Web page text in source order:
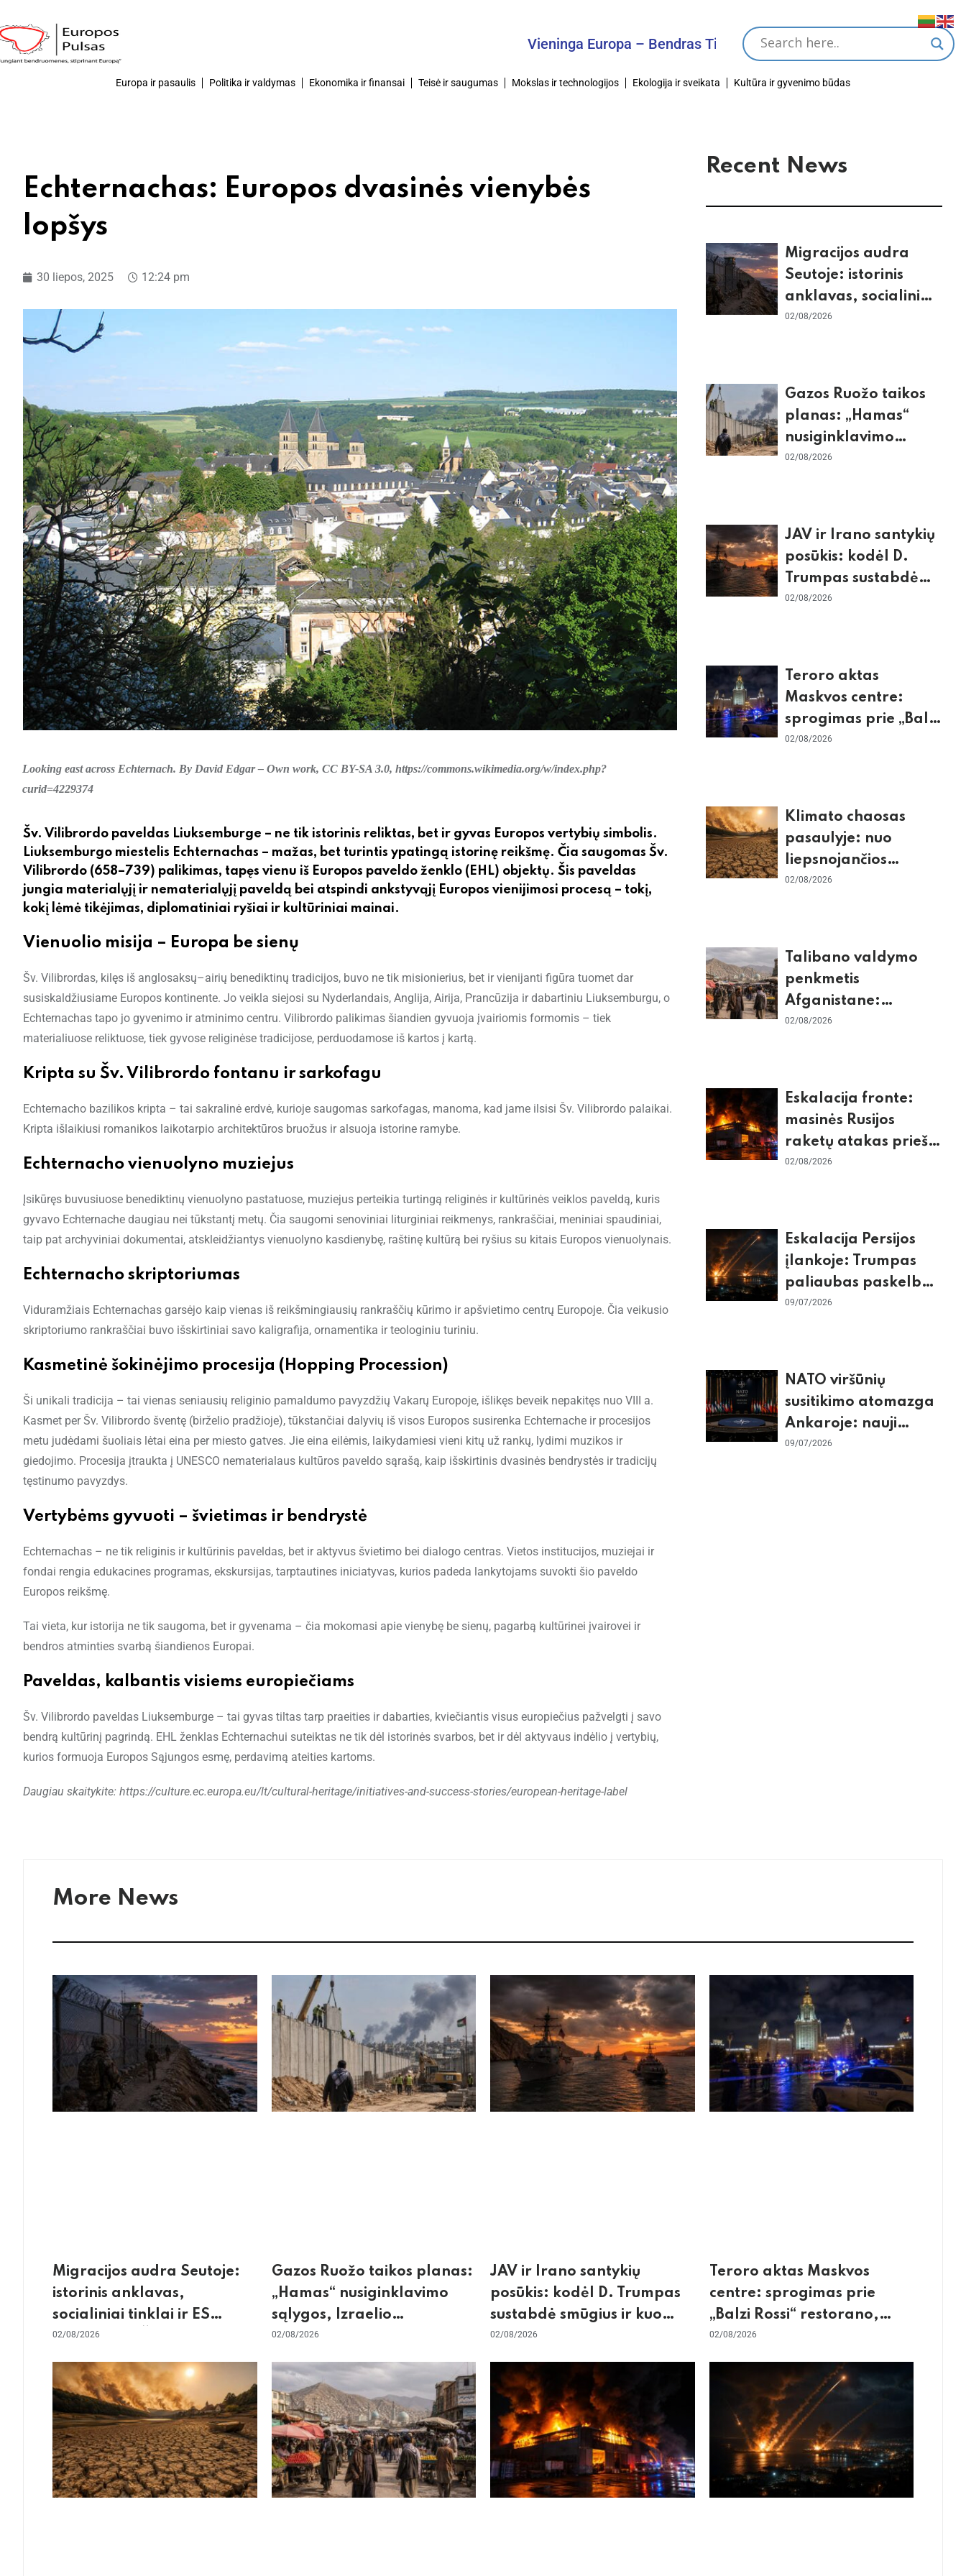
Vieninga Europa – Bendras Tikslas
Europa ir pasaulis Politika ir valdymas Ekonomika ir finansai Teisė ir saugumas Mokslas ir technologijos Ekologija ir sveikata Kultūra ir gyvenimo būdas
Echternachas: Europos dvasinės vienybės
lopšys
30 liepos, 2025 12:24 pm
Looking east across Echternach. By David Edgar – Own work, CC BY-SA 3.0, https://commons.wikimedia.org/w/index.php?
curid=4229374
Šv. Vilibrordo paveldas Liuksemburge – ne tik istorinis reliktas, bet ir gyvas Europos vertybių simbolis.
Liuksemburgo miestelis Echternachas – mažas, bet turintis ypatingą istorinę reikšmę. Čia saugomas Šv.
Vilibrordo (658–739) palikimas, tapęs vienu iš Europos paveldo ženklo (EHL) objektų. Šis paveldas
jungia materialųjį ir nematerialųjį paveldą bei atspindi ankstyvąjį Europos vienijimosi procesą – tokį,
kokį lėmė tikėjimas, diplomatiniai ryšiai ir kultūriniai mainai.
Vienuolio misija – Europa be sienų
Šv. Vilibrordas, kilęs iš anglosaksų–airių benediktinų tradicijos, buvo ne tik misionierius, bet ir vienijanti figūra tuomet dar
susiskaldžiusiame Europos kontinente. Jo veikla siejosi su Nyderlandais, Anglija, Airija, Prancūzija ir dabartiniu Liuksemburgu, o
Echternachas tapo jo gyvenimo ir atminimo centru. Vilibrordo palikimas šiandien gyvuoja įvairiomis formomis – tiek
materialiuose reliktuose, tiek gyvose religinėse tradicijose, perduodamose iš kartos į kartą.
Kripta su Šv. Vilibrordo fontanu ir sarkofagu
Echternacho bazilikos kripta – tai sakralinė erdvė, kurioje saugomas sarkofagas, manoma, kad jame ilsisi Šv. Vilibrordo palaikai.
Kripta išlaikiusi romanikos laikotarpio architektūros bruožus ir alsuoja istorine ramybe.
Echternacho vienuolyno muziejus
Įsikūręs buvusiuose benediktinų vienuolyno pastatuose, muziejus perteikia turtingą religinės ir kultūrinės veiklos paveldą, kuris
gyvavo Echternache daugiau nei tūkstantį metų. Čia saugomi senoviniai liturginiai reikmenys, rankraščiai, meniniai spaudiniai,
taip pat archyviniai dokumentai, atskleidžiantys vienuolyno kasdienybę, raštinę kultūrą bei ryšius su kitais Europos vienuolynais.
Echternacho skriptoriumas
Viduramžiais Echternachas garsėjo kaip vienas iš reikšmingiausių rankraščių kūrimo ir apšvietimo centrų Europoje. Čia veikusio
skriptoriumo rankraščiai buvo išskirtiniai savo kaligrafija, ornamentika ir teologiniu turiniu.
Kasmetinė šokinėjimo procesija (Hopping Procession)
Ši unikali tradicija – tai vienas seniausių religinio pamaldumo pavyzdžių Vakarų Europoje, išlikęs beveik nepakitęs nuo VIII a.
Kasmet per Šv. Vilibrordo šventę (birželio pradžioje), tūkstančiai dalyvių iš visos Europos susirenka Echternache ir procesijos
metu judėdami šuoliais lėtai eina per miesto gatves. Jie eina eilėmis, laikydamiesi vieni kitų už rankų, lydimi muzikos ir
giedojimo. Procesija įtraukta į UNESCO nematerialaus kultūros paveldo sąrašą, kaip išskirtinis dvasinės bendrystės ir tradicijų
tęstinumo pavyzdys.
Vertybėms gyvuoti – švietimas ir bendrystė
Echternachas – ne tik religinis ir kultūrinis paveldas, bet ir aktyvus švietimo bei dialogo centras. Vietos institucijos, muziejai ir
fondai rengia edukacines programas, ekskursijas, tarptautines iniciatyvas, kurios padeda lankytojams suvokti šio paveldo
Europos reikšmę.
Tai vieta, kur istorija ne tik saugoma, bet ir gyvenama – čia mokomasi apie vienybę be sienų, pagarbą kultūrinei įvairovei ir
bendros atminties svarbą šiandienos Europai.
Paveldas, kalbantis visiems europiečiams
Šv. Vilibrordo paveldas Liuksemburge – tai gyvas tiltas tarp praeities ir dabarties, kviečiantis visus europiečius pažvelgti į savo
bendrą kultūrinį pagrindą. EHL ženklas Echternachui suteiktas ne tik dėl istorinės svarbos, bet ir dėl aktyvaus indėlio į vertybių,
kurios formuoja Europos Sąjungos esmę, perdavimą ateities kartoms.
Daugiau skaitykite: https://culture.ec.europa.eu/lt/cultural-heritage/initiatives-and-success-stories/european-heritage-label
Recent News
Migracijos audra
Seutoje: istorinis
anklavas, socialiniai
tinklai ir ES skilimas
02/08/2026
Gazos Ruožo taikos
planas: „Hamas“
nusiginklavimo
sąlygos, Izraelio
02/08/2026
JAV ir Irano santykių
posūkis: kodėl D.
Trumpas sustabdė
smūgius ir kuo
02/08/2026
Teroro aktas
Maskvos centre:
sprogimas prie „Balzi
Rossi“ restorano,
02/08/2026
Klimato chaosas
pasaulyje: nuo
liepsnojančios
Europos iki
02/08/2026
Talibano valdymo
penkmetis
Afganistane:
Briuselio vizito
konfliktas su
Pakistanu
02/08/2026
Eskalacija fronte:
masinės Rusijos
raketų atakas prieš
Kijevą, dronų smūgiai
02/08/2026
Eskalacija Persijos
įlankoje: Trumpas
paliaubas paskelbė
baigtomis, JAV
09/07/2026
NATO viršūnių
susitikimo atomazga
Ankaroje: nauji
įsipareigojimai
09/07/2026
More News
Migracijos audra Seutoje:
istorinis anklavas,
socialiniai tinklai ir ES
skilimas dėl Šengeno zonos
02/08/2026
Gazos Ruožo taikos planas:
„Hamas“ nusiginklavimo
sąlygos, Izraelio
skepticizmas ir ES nerimas
02/08/2026
JAV ir Irano santykių
posūkis: kodėl D. Trumpas
sustabdė smūgius ir kuo
rizikuoja pasaulio
02/08/2026
Teroro aktas Maskvos
centre: sprogimas prie
„Balzi Rossi“ restorano,
mirtininkės apgulė ir tikrieji
02/08/2026